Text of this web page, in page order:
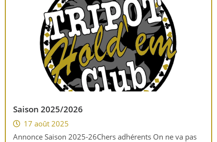
Saison 2025/2026
17 août 2025
Annonce Saison 2025-26Chers adhérents On ne va pas